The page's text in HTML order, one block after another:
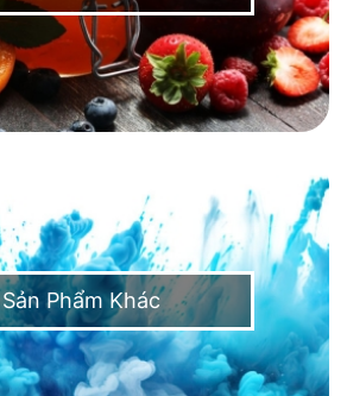
Sản Phẩm Khác